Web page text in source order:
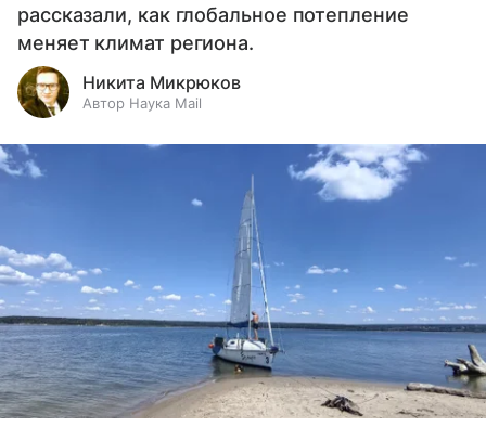
рассказали, как глобальное потепление
меняет климат региона.
Никита Микрюков
Автор Наука Mail